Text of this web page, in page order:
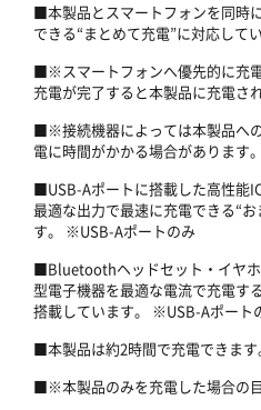
■本製品とスマートフォンを同時
できる“まとめて充電”に対応してい
■※スマートフォンへ優先的に充
充電が完了すると本製品に充電さ
■※接続機器によっては本製品へ
電に時間がかかる場合があります。
■USB-Aポートに搭載した高性能
最適な出力で最速に充電できる“
す。 ※USB-Aポートのみ
■Bluetoothヘッドセット・イヤ
型電子機器を最適な電流で充電す
搭載しています。 ※USB-Aポート
■本製品は約2時間で充電できます
■※本製品のみを充電した場合の目